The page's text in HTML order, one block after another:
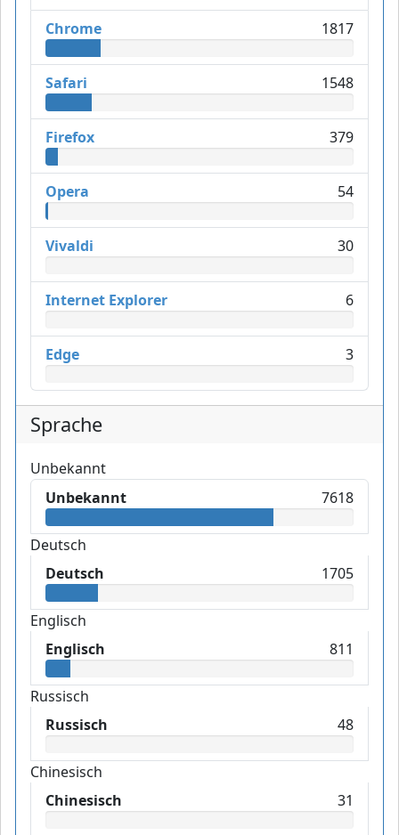
Chrome
1817
Safari 1548
Firefox 379
Opera 54
Vivaldi 30
Internet Explorer 6
Edge 3
Sprache
Unbekannt
Unbekannt
7618
Deutsch
Deutsch
1705
Englisch
Englisch
811
Russisch
Russisch
48
Chinesisch
Chinesisch
31